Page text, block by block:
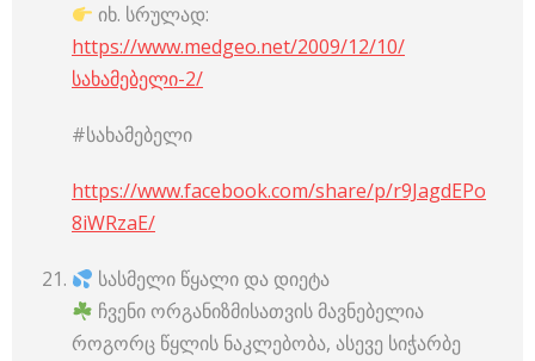
იხ. სრულად:
https://www.medgeo.net/2009/12/10/
სახამებელი-2/
#სახამებელი
https://www.facebook.com/share/p/r9JagdEPo
8iWRzaE/
სასმელი წყალი და დიეტა
ჩვენი ორგანიზმისათვის მავნებელია
როგორც წყლის ნაკლებობა, ასევე სიჭარბე